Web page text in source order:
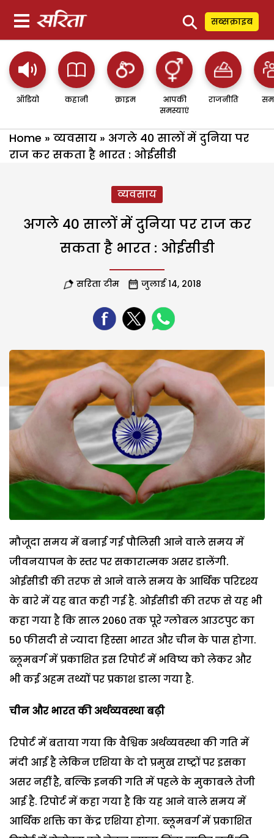
⚲ सब्सक्राइब
ऑडियो कहानी क्राइम
आपकी
समस्याएं
राजनीति
Home » व्यवसाय » अगले 40 सालों में दुनिया पर
राज कर सकता है भारत : ओईसीडी
व्यवसाय
अगले 40 सालों में दुनिया पर राज कर
सकता है भारत : ओईसीडी
सरिता टीम जुलाई 14, 2018
मौजूदा समय में बनाई गई पौलिसी आने वाले समय में
जीवनयापन के स्तर पर सकारात्मक असर डालेंगी.
ओईसीडी की तरफ से आने वाले समय के आर्थिक परिदृश्य
के बारे में यह बात कही गई है. ओईसीडी की तरफ से यह भी
कहा गया है कि साल 2060 तक पूरे ग्लोबल आउटपुट का
50 फीसदी से ज्यादा हिस्सा भारत और चीन के पास होगा.
ब्लूमबर्ग में प्रकाशित इस रिपोर्ट में भविष्य को लेकर और
भी कई अहम तथ्यों पर प्रकाश डाला गया है.
चीन और भारत की अर्थव्यवस्था बढ़ी
रिपोर्ट में बताया गया कि वैश्विक अर्थव्यवस्था की गति में
मंदी आई है लेकिन एशिया के दो प्रमुख राष्ट्रों पर इसका
असर नहीं है, बल्कि इनकी गति में पहले के मुकाबले तेजी
आई है. रिपोर्ट में कहा गया है कि यह आने वाले समय में
आर्थिक शक्ति का केंद्र एशिया होगा. ब्लूमबर्ग में प्रकाशित